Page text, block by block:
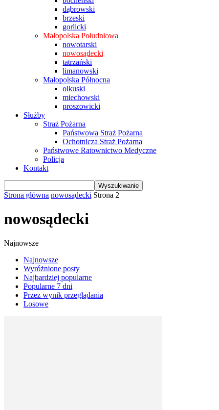
dąbrowski
brzeski
gorlicki
Małopolska Południowa
nowotarski
nowosądecki
tatrzański
limanowski
Małopolska Północna
olkuski
miechowski
proszowicki
Służby
Straż Pożarna
Państwowa Straż Pożarna
Ochotnicza Straż Pożarna
Państwowe Ratownictwo Medyczne
Policja
Kontakt
Strona główna nowosądecki Strona 2
nowosądecki
Najnowsze
Najnowsze
Wyróżnione posty
Najbardziej popularne
Popularne 7 dni
Przez wynik przeglądania
Losowe